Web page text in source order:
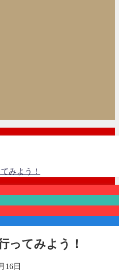
みよう！
ってみよう！
16日